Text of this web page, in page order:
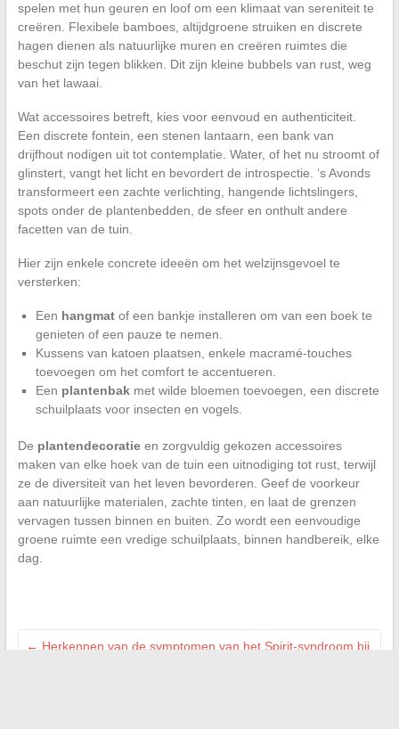
spelen met hun geuren en loof om een klimaat van sereniteit te
creëren. Flexibele bamboes, altijdgroene struiken en discrete
hagen dienen als natuurlijke muren en creëren ruimtes die
beschut zijn tegen blikken. Dit zijn kleine bubbels van rust, weg
van het lawaai.
Wat accessoires betreft, kies voor eenvoud en authenticiteit.
Een discrete fontein, een stenen lantaarn, een bank van
drijfhout nodigen uit tot contemplatie. Water, of het nu stroomt of
glinstert, vangt het licht en bevordert de introspectie. ‘s Avonds
transformeert een zachte verlichting, hangende lichtslingers,
spots onder de plantenbedden, de sfeer en onthult andere
facetten van de tuin.
Hier zijn enkele concrete ideeën om het welzijnsgevoel te
versterken:
Een hangmatof een bankje installeren om van een boek te
genieten of een pauze te nemen.
Kussens van katoen plaatsen, enkele macramé-touches
toevoegen om het comfort te accentueren.
Een plantenbakmet wilde bloemen toevoegen, een discrete
schuilplaats voor insecten en vogels.
De plantendecoratieen zorgvuldig gekozen accessoires
maken van elke hoek van de tuin een uitnodiging tot rust, terwijl
ze de diversiteit van het leven bevorderen. Geef de voorkeur
aan natuurlijke materialen, zachte tinten, en laat de grenzen
vervagen tussen binnen en buiten. Zo wordt een eenvoudige
groene ruimte een vredige schuilplaats, binnen handbereik, elke
dag.
← Herkennen van de symptomen van het Spirit-syndroom bij